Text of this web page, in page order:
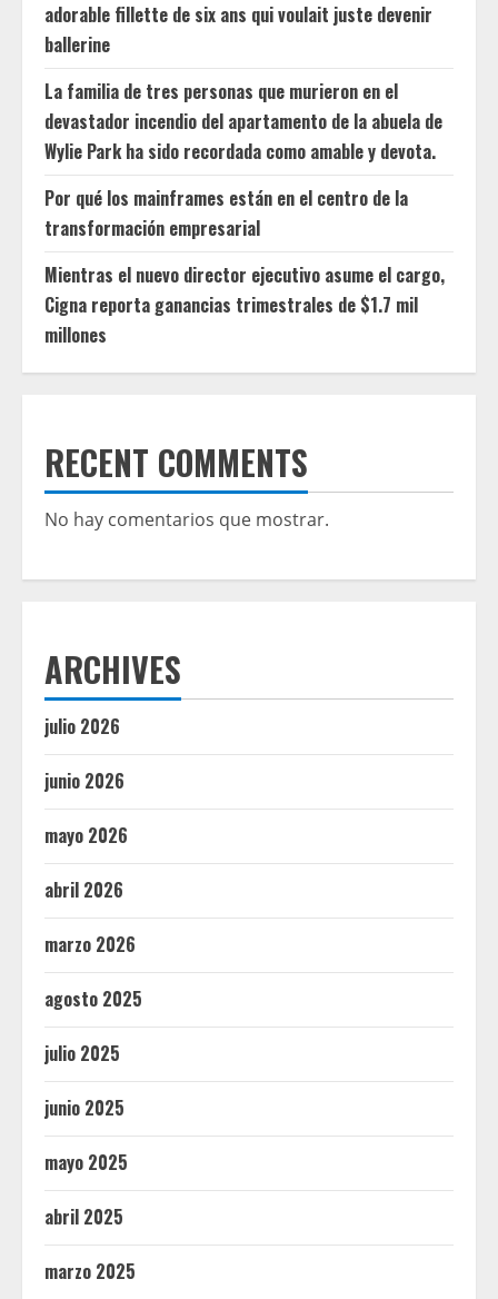
adorable fillette de six ans qui voulait juste devenir
ballerine
La familia de tres personas que murieron en el
devastador incendio del apartamento de la abuela de
Wylie Park ha sido recordada como amable y devota.
Por qué los mainframes están en el centro de la
transformación empresarial
Mientras el nuevo director ejecutivo asume el cargo,
Cigna reporta ganancias trimestrales de $1.7 mil
millones
RECENT COMMENTS
No hay comentarios que mostrar.
ARCHIVES
julio 2026
junio 2026
mayo 2026
abril 2026
marzo 2026
agosto 2025
julio 2025
junio 2025
mayo 2025
abril 2025
marzo 2025